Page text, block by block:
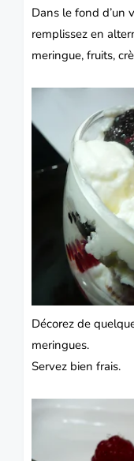
Dans le fond d’un
remplissez en
meringue, fruits,
Décorez de
meringues.
Servez bien frais.